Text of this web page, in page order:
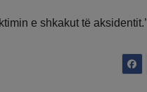
e shkakut të aksidentit.’